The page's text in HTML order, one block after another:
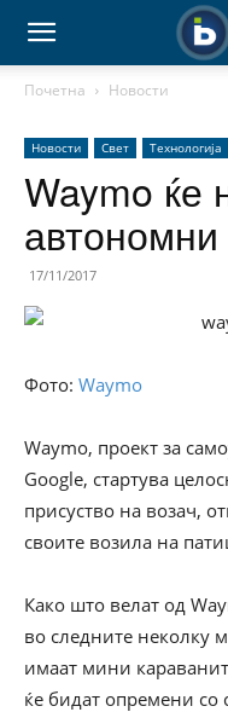
Почетна Новости
Новости Свет Технологија
Waymo ќе
автономни
17/11/2017
Фото: Waymo
Waymo, проект за
Google, стартува
присуство на возач,
своите возила на
Како што велат од
во следните неколку
имаат мини
ќе бидат опремени со